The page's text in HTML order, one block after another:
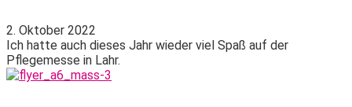
2. Oktober 2022
Ich hatte auch dieses Jahr wieder viel Spaß auf der
Pflegemesse in Lahr.